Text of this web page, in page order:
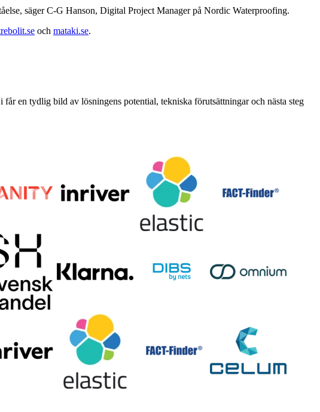
säger C-G Hanson, Digital Project Manager på Nordic Waterproofing.
och mataki.se.
en tydlig bild av lösningens potential, tekniska förutsättningar och nästa steg